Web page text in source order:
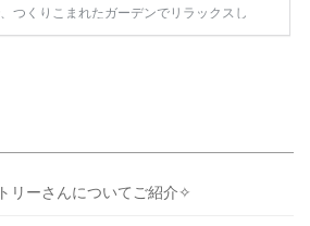
つくりこまれたガーデンでリラックスし
できるんです◎ 何度も打ち合わせを重
本プラン（撮影データ + 衣装+新郎ヘアセ
リーさんについてご紹介✧